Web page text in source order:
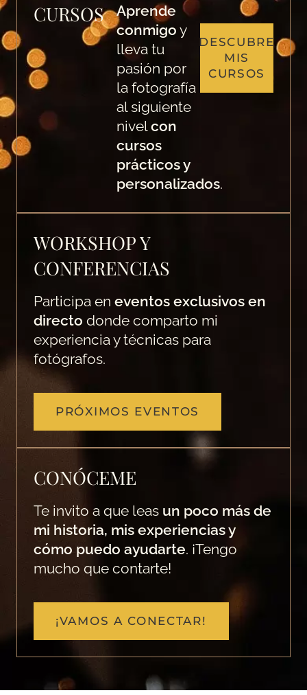
CURSOS
Aprende
conmigo y
lleva tu
pasión por
la fotografía
al siguiente
nivelcon
cursos
prácticos y
personalizados.
DESCUBRE
MIS
CURSOS
WORKSHOP Y
CONFERENCIAS
Participa en eventos exclusivos en
directo donde comparto mi
experiencia y técnicas para
fotógrafos.
PRÓXIMOS EVENTOS
CONÓCEME
Te invito a que leas un poco más de
mi historia, mis experiencias y
cómo puedo ayudarte. ¡Tengo
mucho que contarte!
¡VAMOS A CONECTAR!